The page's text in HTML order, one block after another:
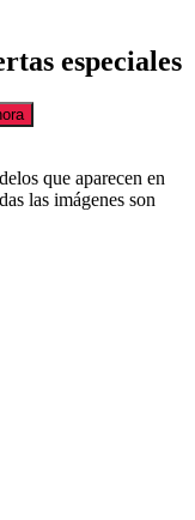
especiales
que aparecen en
las imágenes son